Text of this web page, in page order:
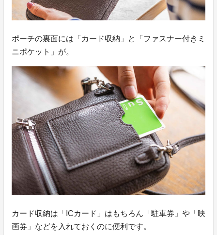
ポーチの裏面には「カード収納」と「ファスナー付きミ
ニポケット」が。
カード収納は「ICカード」はもちろん「駐車券」や「映
画券」などを入れておくのに便利です。